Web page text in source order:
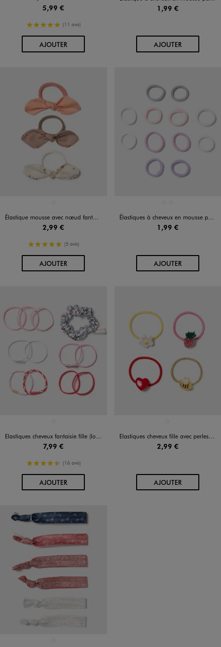
5,99 €
5/5 de moyenne
(11 avis)
AJOUTERAU PANIER
1,99 €
AJOUTERAU PANIER
Élastique mousse avec nœud fantaisie (lot de 3)
2,99 €
5/5 de moyenne
(5 avis)
AJOUTERAU PANIER
Élastiques à cheveux en mousse pastel et pailletés (lot de 12)
1,99 €
AJOUTERAU PANIER
Elastiques cheveux fantaisie fille (lot de 12) - Hello Kitty
7,99 €
4.5/5 de moyenne
(16 avis)
AJOUTERAU PANIER
Elastiques cheveux fille avec perles fantaisie (lot de 4)
2,99 €
AJOUTERAU PANIER